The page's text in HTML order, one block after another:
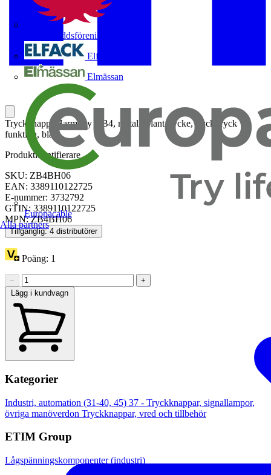
Brandskyddsföreningen
Elfack
Elmässan
Europacable
Alla partners
Tryckknapp, Harmony XB4, metall, plant trycke, tryck-tryck
funktion, blå
Produktidentifierare
SKU: ZB4BH06
EAN: 3389110122725
E-nummer: 3732792
GTIN: 3389110122725
MPN: ZB4BH06
Tillgänglig: 4 distributörer
Poäng: 1
−
+
Lägg i kundvagn
Kategorier
Industri, automation (31-40, 45) 37 - Tryckknappar, signallampor,
övriga manöverdon Tryckknappar, vred och tillbehör
ETIM Group
Lågspänningskomponenter (industri)